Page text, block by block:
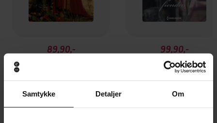
Samtykke Detaljer Om
89,90,-
99,90,-
Kysset av fienden
Margaret Moore